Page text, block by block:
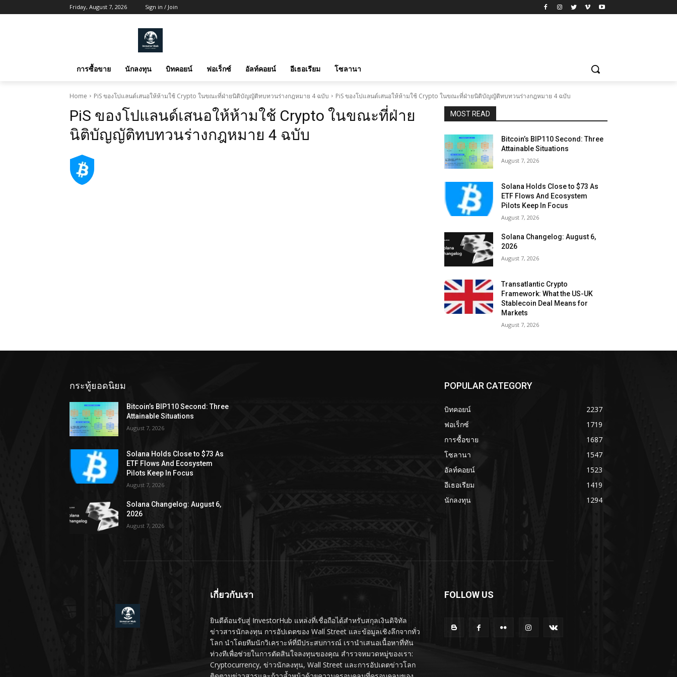
Friday, August 7, 2026 Sign in / Join
การซื้อขาย นักลงทุน บิทคอยน์ ฟอเร็กซ์ อัลท์คอยน์ อีเธอเรียม โซลานา
Home PiS ของโปแลนด์เสนอให้ห้ามใช้ Crypto ในขณะที่ฝ่ายนิติบัญญัติทบทวนร่างกฎหมาย 4 ฉบับ PiS ของโปแลนด์เสนอให้ห้ามใช้ Crypto ในขณะที่ฝ่ายนิติบัญญัติทบทวนร่างกฎหมาย 4 ฉบับ
PiS ของโปแลนด์เสนอให้ห้ามใช้ Crypto ในขณะที่ฝ่าย
นิติบัญญัติทบทวนร่างกฎหมาย 4 ฉบับ
MOST READ
Bitcoin’s BIP110 Second: Three
Attainable Situations
August 7, 2026
Solana Holds Close to $73 As
ETF Flows And Ecosystem
Pilots Keep In Focus
August 7, 2026
Solana Changelog: August 6,
2026
August 7, 2026
Transatlantic Crypto
Framework: What the US-UK
Stablecoin Deal Means for
Markets
August 7, 2026
กระทู้ยอดนิยม
Bitcoin’s BIP110 Second: Three
Attainable Situations
August 7, 2026
Solana Holds Close to $73 As
ETF Flows And Ecosystem
Pilots Keep In Focus
August 7, 2026
Solana Changelog: August 6,
2026
August 7, 2026
POPULAR CATEGORY
บิทคอยน์
2237
ฟอเร็กซ์
1719
การซื้อขาย
1687
โซลานา
1547
อัลท์คอยน์
1523
อีเธอเรียม
1419
นักลงทุน
1294
เกี่ยวกับเรา
ยินดีต้อนรับสู่ InvestorHub แหล่งที่เชื่อถือได้สำหรับสกุลเงินดิจิทัล
ข่าวสารนักลงทุน การอัปเดตของ Wall Street และข้อมูลเชิงลึกจากทั่ว
โลก นำโดยทีมนักวิเคราะห์ที่มีประสบการณ์ เรานำเสนอเนื้อหาที่ทัน
ท่วงทีเพื่อช่วยในการตัดสินใจลงทุนของคุณ สำรวจหมวดหมู่ของเรา:
Cryptocurrency, ข่าวนักลงทุน, Wall Street และการอัปเดตข่าวโลก
FOLLOW US